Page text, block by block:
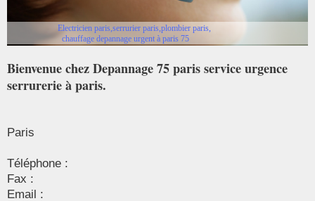
Electricien paris,serrurier paris,plombier paris,
chauffage depannage urgent à paris 75
Bienvenue chez Depannage 75 paris service urgence
serrurerie à paris.
Paris
Téléphone :
Fax :
Email :